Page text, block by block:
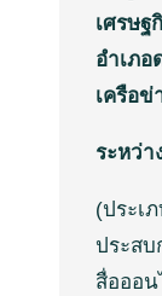
เศรษ
อำเภ
เครือ
ระหว่า
(ประเ
ประส
สื่อออ